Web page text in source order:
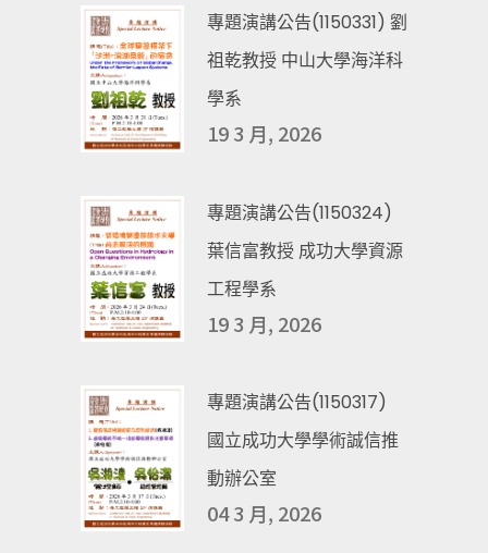
專題演講公告(1150331) 劉
祖乾教授 中山大學海洋科
學系
19 3 月, 2026
專題演講公告(1150324)
葉信富教授 成功大學資源
工程學系
19 3 月, 2026
專題演講公告(1150317)
國立成功大學學術誠信推
動辦公室
04 3 月, 2026